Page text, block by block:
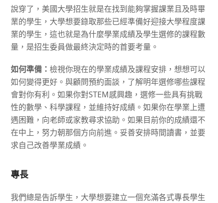
說穿了，美國大學招生就是在找到能夠掌握課業且及時畢
業的學生，大學想要錄取那些已經準備好迎接大學程度課
業的學生，這也就是為什麼學業成績及學生選修的課程數
量，是招生委員做最終決定時的首要考量。
如何準備：檢視你現在的學業成績及課程安排，想想可以
如何變得更好。與顧問預約面談，了解明年選修哪些課程
會對你有利。如果你對STEM感興趣，選修一些具有挑戰
性的數學、科學課程，並維持好成績。如果你在學業上遭
遇困難，向老師或家教尋求協助。如果目前你的成績還不
在中上，努力朝那個方向前進。妥善安排時間讀書，並要
求自己改善學業成績。
專長
我們總是告訴學生，大學想要建立一個充滿各式專長學生